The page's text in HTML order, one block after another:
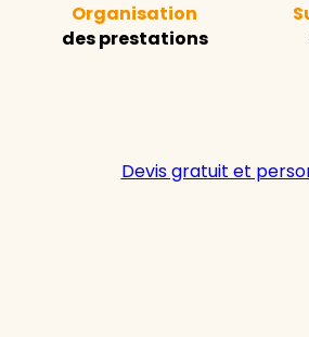
Organisation
des prestations
Devis gratuit et